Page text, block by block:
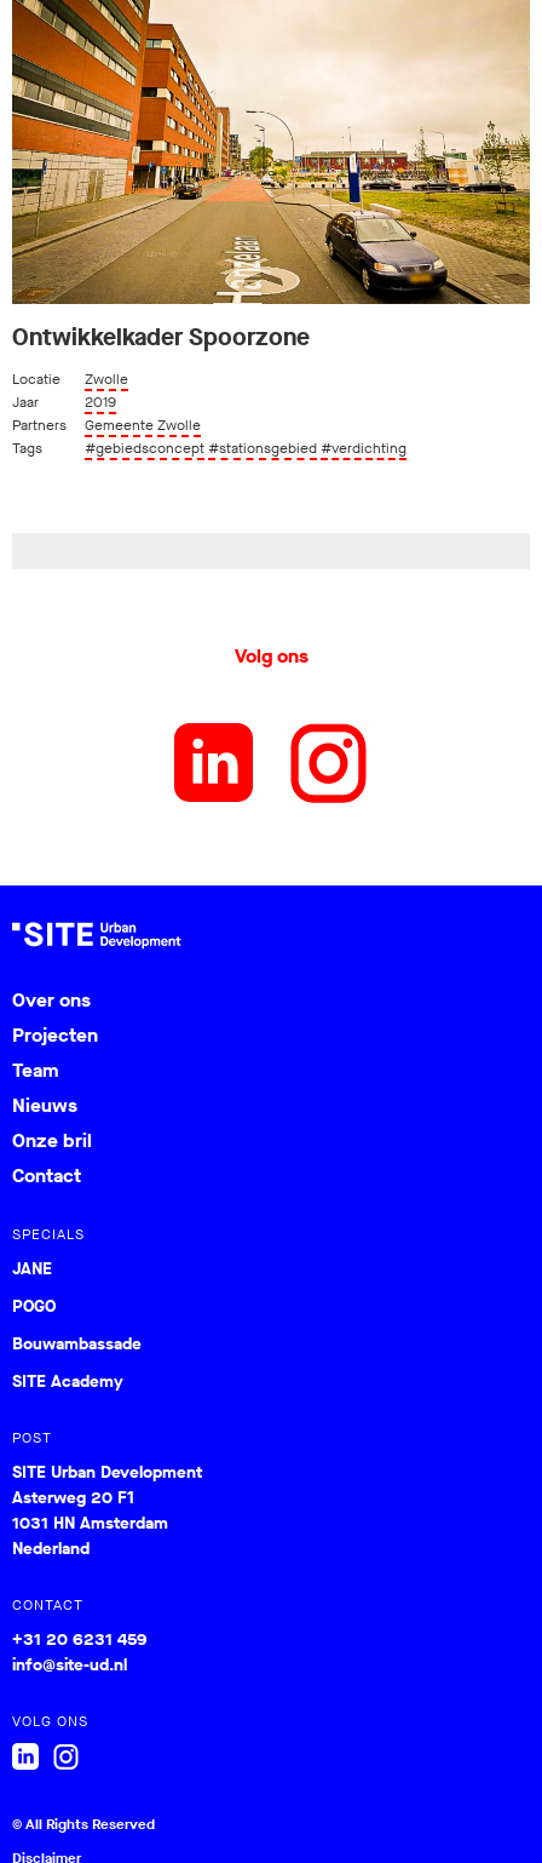
Ontwikkelkader Spoorzone
Locatie
Zwolle
Jaar
2019
Partners
Gemeente Zwolle
Tags
#gebiedsconcept#stationsgebied#verdichting
Volg ons
Over ons
Projecten
Team
Nieuws
Onze bril
Contact
SPECIALS
JANE
POGO
Bouwambassade
SITE Academy
POST
SITE Urban Development
Asterweg 20 F1
1031 HN Amsterdam
Nederland
CONTACT
+31 20 6231 459
info@site-ud.nl
VOLG ONS
© All Rights Reserved
Disclaimer